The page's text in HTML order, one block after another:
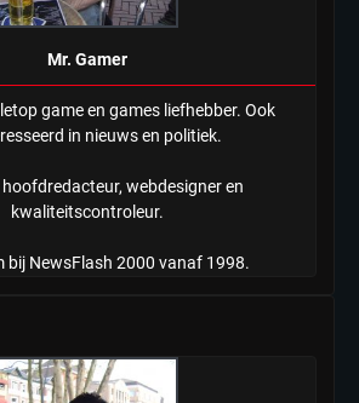
Mr. Gamer
game en games liefhebber. Ook
in nieuws en politiek.
webdesigner en
kwaliteitscontroleur.
bij NewsFlash 2000 vanaf 1998.